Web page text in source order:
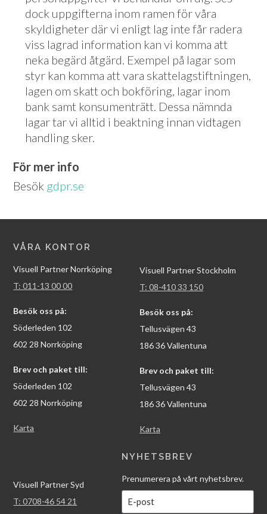
dock uppgifterna inom ramen för våra
skyldigheter där vi enligt lag inte får radera
viss lagrad information kan vi komma att
neka begärd åtgärd. Exempel på lagar som
styr kan komma att vara skattelagstiftningen,
lagen om skatt och bokföring, lagar inom
bank samt konsumenträtt. Dessa nämnda
lagar tar vi alltid i beaktning innan vidtagen
handling sker.
För mer info
Besök gdpr.se
VÅRA KONTOR
Visuell Partner Norrköping
T: 011-13 00 00
Besök oss på:
Söderleden 102
602 28 Norrköping
Brev och paket till:
Söderleden 102
602 28 Norrköping
Karta
Visuell Partner Stockholm
T: 08-410 33 150
Besök oss på:
Tellusvägen 43
186 36 Vallentuna
Brev och paket till:
Tellusvägen 43
186 36 Vallentuna
Karta
Visuell Partner Syd
T: 0708-46 54 21
NYHETSBREV
Prenumerera på vårt nyhetsbrev.